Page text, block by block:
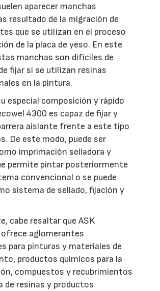
aparecer manchas
resultado de la migración de
que se utilizan en el proceso
de la placa de yeso. En este
manchas son difíciles de
fijar si se utilizan resinas
en la pintura.
especial composición y rápido
4300 es capaz de fijar y
aislante frente a este tipo
De este modo, puede ser
imprimación selladora y
permite pintar posteriormente
convencional o se puede
sistema de sellado, fijación y
cabe resaltar que ASK
aglomerantes
para pinturas y materiales de
productos químicos para la
compuestos y recubrimientos
de resinas y productos